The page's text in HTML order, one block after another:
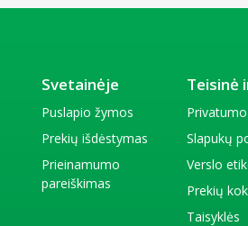
Svetainėje
Puslapio žymos
Prekių išdėstymas
Prieinamumo
pareiškimas
Teisinė
Slapukų
Verslo
Prekių
Taisyklės